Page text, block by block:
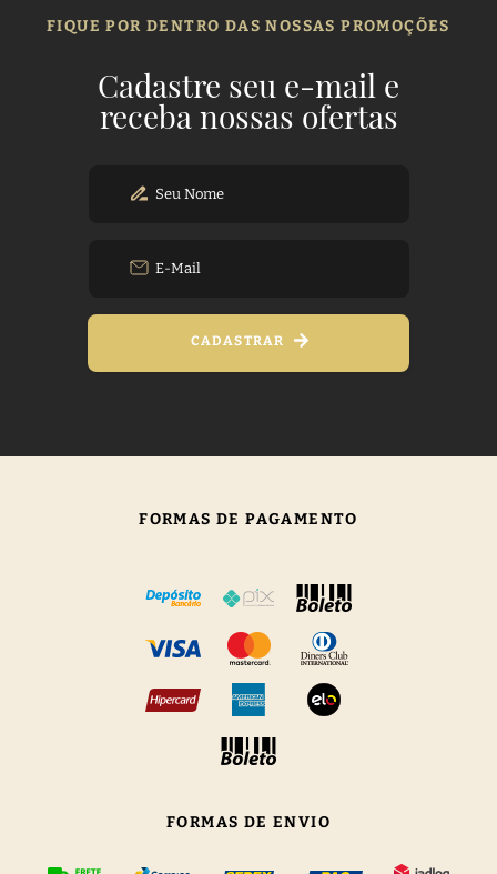
FIQUE POR DENTRO DAS NOSSAS PROMOÇÕES
Cadastre seu e-mail e
receba nossas ofertas
CADASTRAR
FORMAS DE PAGAMENTO
FORMAS DE ENVIO